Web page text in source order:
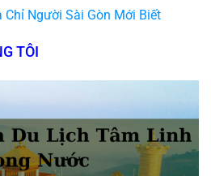
Người Sài Gòn Mới Biết
TÔI